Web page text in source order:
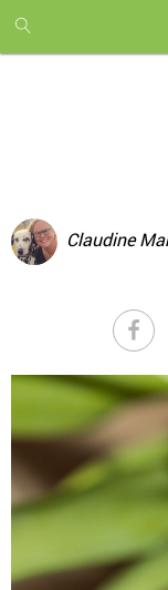
month
free
Claudine